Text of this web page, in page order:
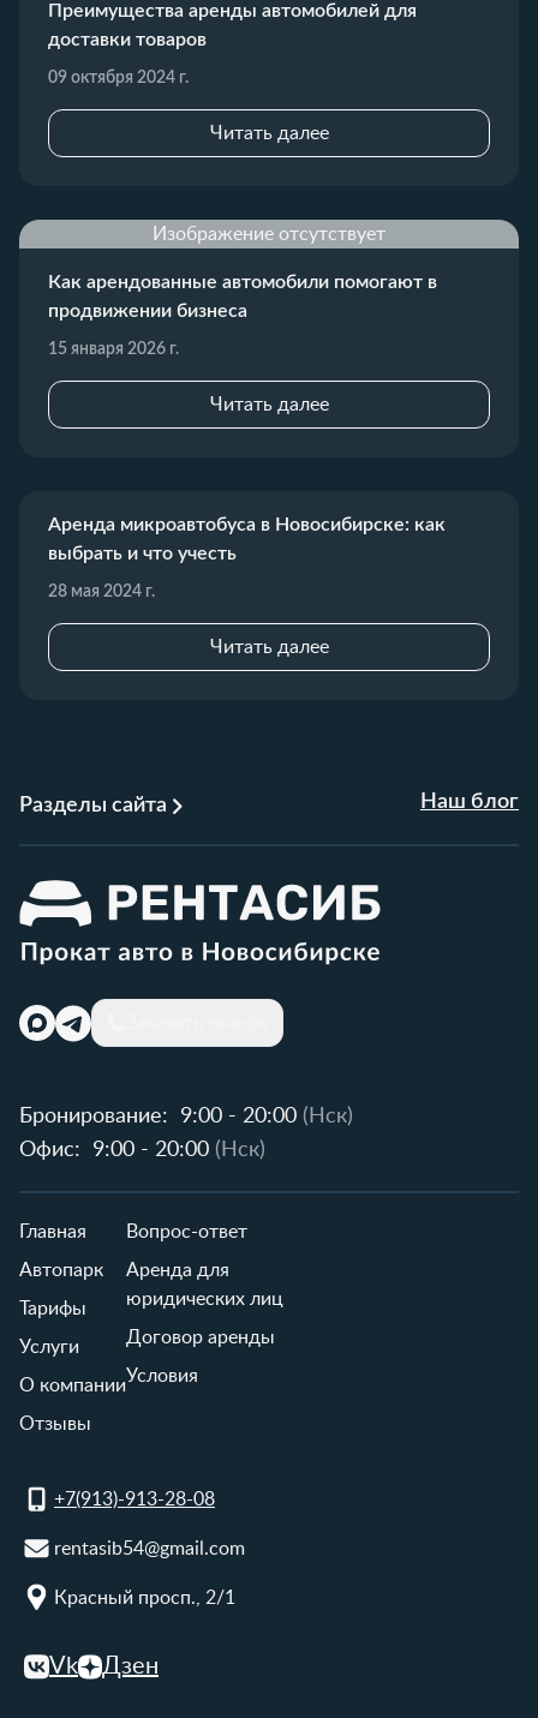
Преимущества аренды автомобилей для
доставки товаров
09 октября 2024 г.
Читать далее
Изображение отсутствует
Как арендованные автомобили помогают в
продвижении бизнеса
15 января 2026 г.
Читать далее
Аренда микроавтобуса в Новосибирске: как
выбрать и что учесть
28 мая 2024 г.
Читать далее
Разделы сайта Наш блог
Бронирование: 9:00 - 20:00 (Нск)
Офис:
9:00 - 20:00 (Нск)
Главная
Автопарк
Тарифы
Услуги
О компании
Отзывы
Вопрос-ответ
Аренда для
юридических лиц
Договор аренды
Условия
+7(913)-913-28-08
rentasib54@gmail.com
Красный просп., 2/1
Vk Дзен